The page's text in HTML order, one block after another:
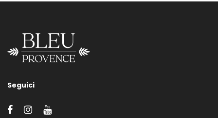
Seguici